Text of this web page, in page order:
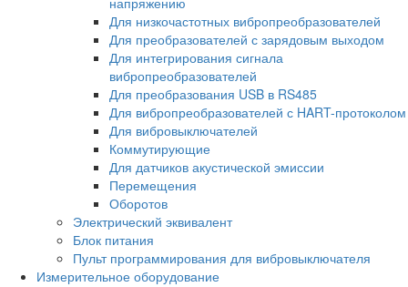
Для низкочастотных вибропреобразователей
Для преобразователей с зарядовым выходом
Для интегрирования сигнала
вибропреобразователей
Для преобразования USB в RS485
Для вибропреобразователей с HART-протоколом
Для вибровыключателей
Коммутирующие
Для датчиков акустической эмиссии
Перемещения
Оборотов
Электрический эквивалент
Блок питания
Пульт программирования для вибровыключателя
Измерительное оборудование